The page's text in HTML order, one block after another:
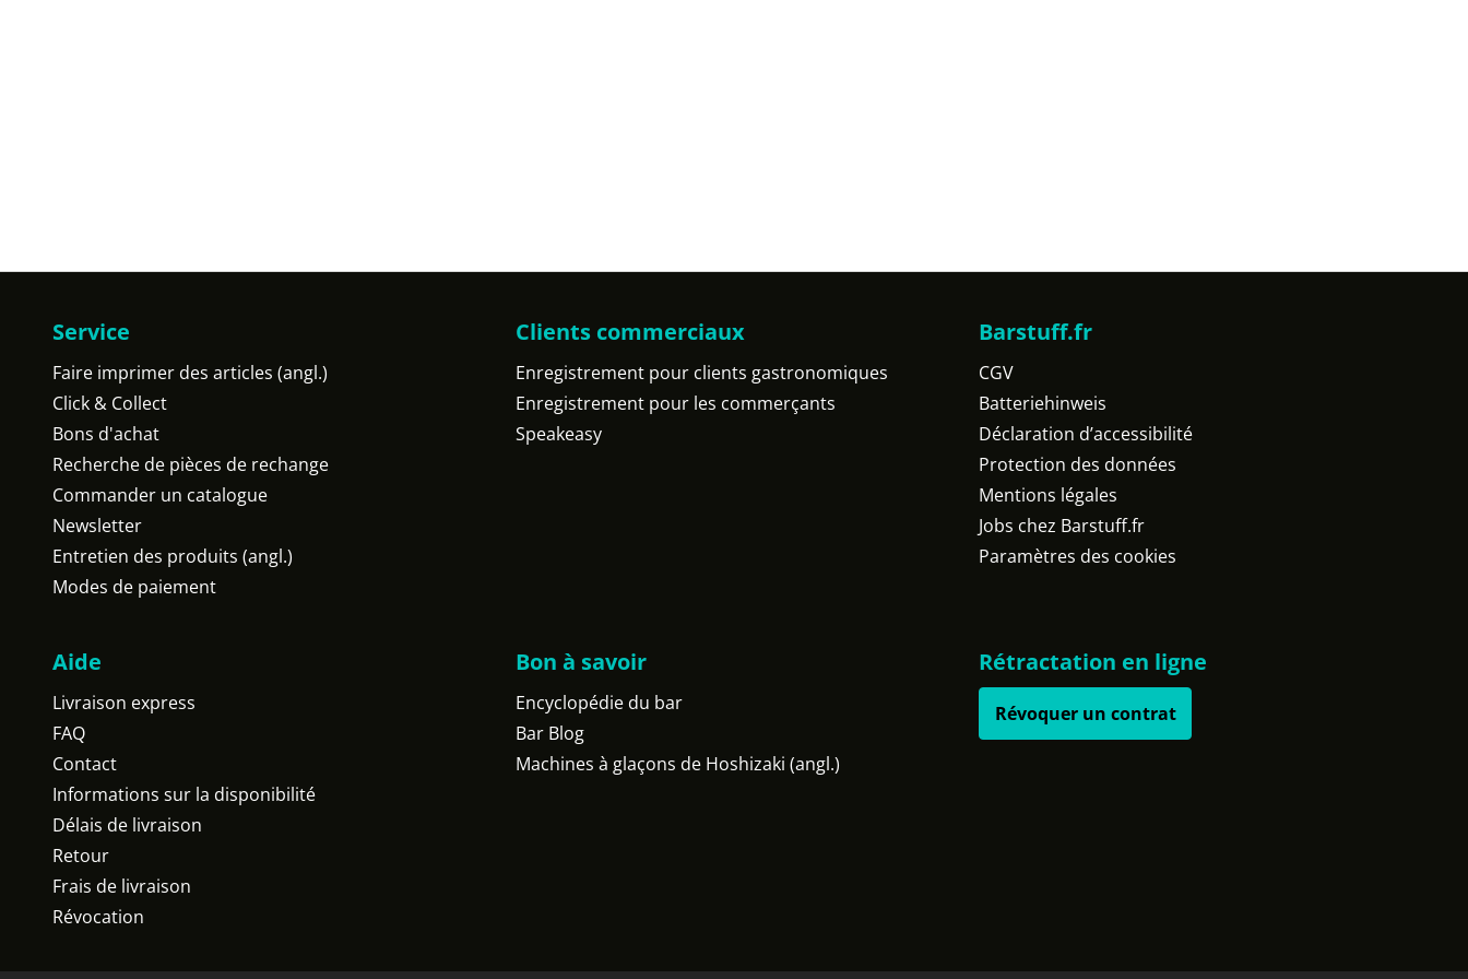
Service
Faire imprimer des articles (angl.)
Click & Collect
Bons d'achat
Recherche de pièces de rechange
Commander un catalogue
Newsletter
Entretien des produits (angl.)
Modes de paiement
Clients commerciaux
Enregistrement pour clients gastronomiques
Enregistrement pour les commerçants
Speakeasy
Barstuff.fr
CGV
Batteriehinweis
Déclaration d’accessibilité
Protection des données
Mentions légales
Jobs chez Barstuff.fr
Paramètres des cookies
Aide
Livraison express
FAQ
Contact
Informations sur la disponibilité
Délais de livraison
Retour
Frais de livraison
Révocation
Bon à savoir
Encyclopédie du bar
Bar Blog
Machines à glaçons de Hoshizaki (angl.)
Rétractation en ligne
Révoquer un contrat